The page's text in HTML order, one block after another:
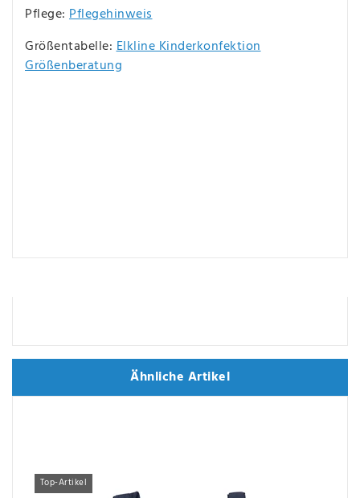
Pflege: Pflegehinweis
Größentabelle:Elkline Kinderkonfektion
Größenberatung
Ähnliche Artikel
Top-Artikel